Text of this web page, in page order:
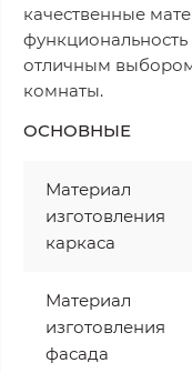
качественные
отличным
комнаты.
ОСНОВНЫЕ
Материал
изготовления
каркаса
Материал
изготовления
фасада